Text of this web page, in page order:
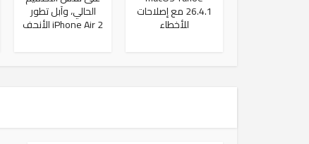
26.4.1 مع إصلاحات
للأخطاء
الحالي، وآبل تطور
iPhone Air 2 الأنحف